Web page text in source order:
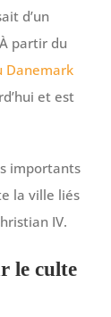
d’un
partir du
Danemark
et est
importants
la ville liés
IV.
le culte